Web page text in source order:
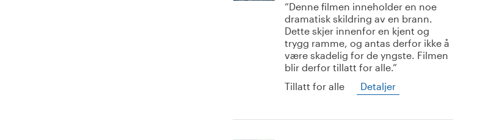
Denne filmen inneholder en noe
dramatisk skildring av en brann.
Dette skjer innenfor en kjent og
trygg ramme, og antas derfor ikke å
være skadelig for de yngste. Filmen
blir derfor tillatt for alle.
Tillatt for alle
Detaljer